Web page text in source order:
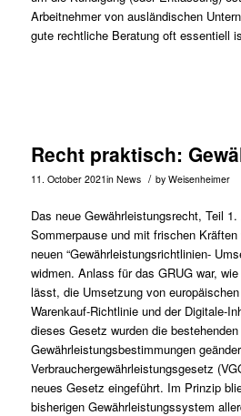
Arbeitnehmer von ausländischen
gute rechtliche Beratung oft essentiell
Recht praktisch:
11. October 2021in News / by Weisenheimer
Das neue Gewährleistungsrecht, Teil
Sommerpause und mit frischen
neuen “Gewährleistungsrichtlinien-
widmen. Anlass für das GRUG war,
lässt, die Umsetzung von
Warenkauf-Richtlinie und der Digitale-
dieses Gesetz wurden die bestehenden
Gewährleistungsbestimmungen
Verbrauchergewährleistungsgesetz
neues Gesetz eingeführt. Im Prinzip
bisherigen Gewährleistungssystem